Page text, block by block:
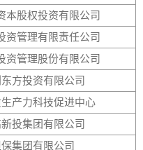
本股权投资有限公司
资管理有限责任公司
资管理股份有限公司
方投资有限公司
产力科技促进中心
投集团有限公司
集团有限公司